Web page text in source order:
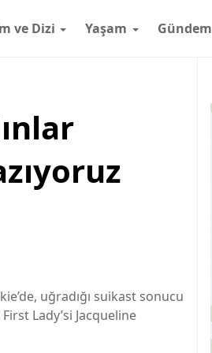
ve Dizi Yaşam Gündem
uğradığı suikast sonucu
Lady’si Jacqueline